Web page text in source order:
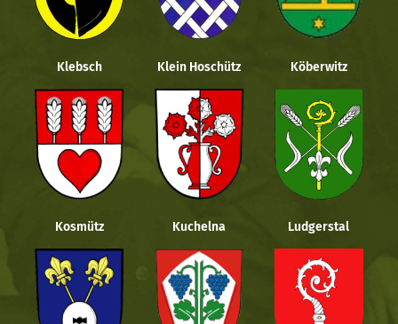
Klebsch Klein Hoschütz Köberwitz
Kosmütz Kuchelna Ludgerstal